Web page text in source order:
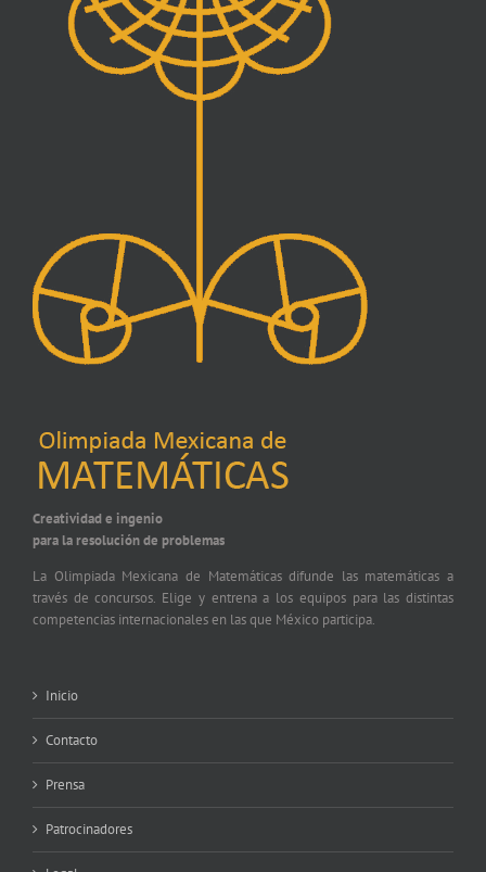
Creatividad e ingenio
para la resolución de problemas
La Olimpiada Mexicana de Matemáticas difunde las matemáticas a
través de concursos. Elige y entrena a los equipos para las distintas
competencias internacionales en las que México participa.
Inicio
Contacto
Prensa
Patrocinadores